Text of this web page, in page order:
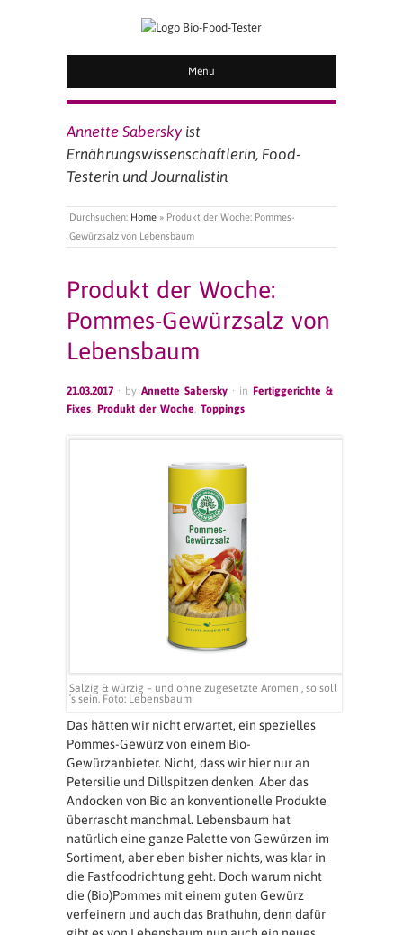
BIO FOOD TESTER
Menu
Annette Sabersky ist
Ernährungswissenschaftlerin, Food-
Testerin und Journalistin
Durchsuchen: Home » Produkt der Woche: Pommes-
Gewürzsalz von Lebensbaum
Produkt der Woche:
Pommes-Gewürzsalz von
Lebensbaum
21.03.2017 · by Annette Sabersky · in Fertiggerichte &
Fixes Produkt der Woche Toppings
Salzig & würzig – und ohne zugesetzte Aromen , so soll
´s sein. Foto: Lebensbaum
Das hätten wir nicht erwartet, ein spezielles
Pommes-Gewürz von einem Bio-
Gewürzanbieter. Nicht, dass wir hier nur an
Petersilie und Dillspitzen denken. Aber das
Andocken von Bio an konventionelle Produkte
überrascht manchmal. Lebensbaum hat
natürlich eine ganze Palette von Gewürzen im
Sortiment, aber eben bisher nichts, was klar in
die Fastfoodrichtung geht. Doch warum nicht
die (Bio)Pommes mit einem guten Gewürz
verfeinern und auch das Brathuhn, denn dafür